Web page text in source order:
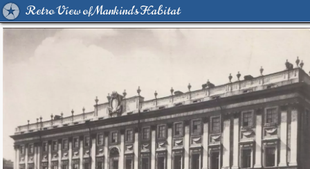
Retro View of Mankind's Habitat